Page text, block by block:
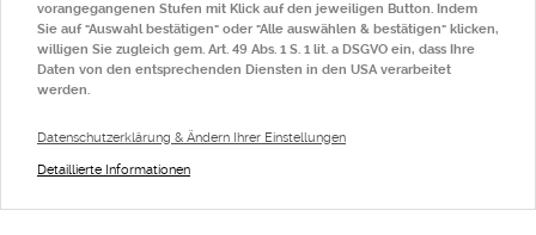
vorangegangenen Stufen mit Klick auf den jeweiligen Button. Indem
Sie auf "Auswahl bestätigen" oder "Alle auswählen & bestätigen" klicken,
willigen Sie zugleich gem. Art. 49 Abs. 1 S. 1 lit. a DSGVO ein, dass Ihre
Daten von den entsprechenden Diensten in den USA verarbeitet
werden.
Datenschutzerklärung & Ändern Ihrer Einstellungen
Detaillierte Informationen